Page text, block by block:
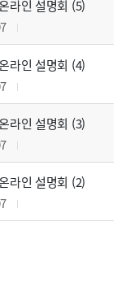
라인 설명회 (5)
라인 설명회 (4)
라인 설명회 (3)
라인 설명회 (2)